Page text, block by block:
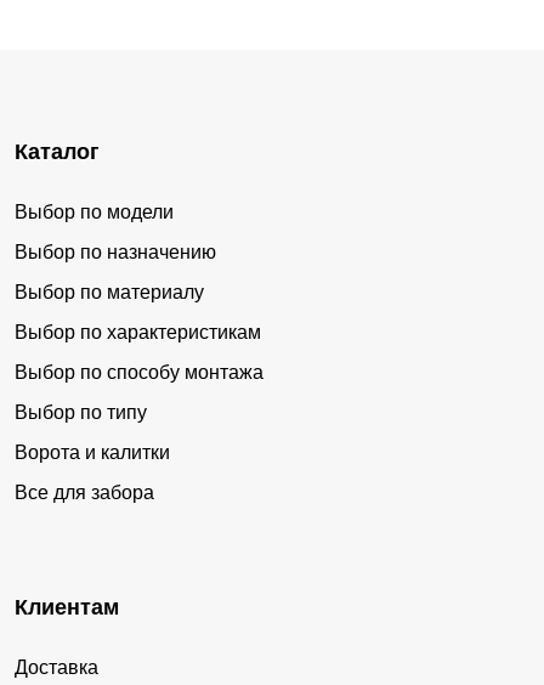
Каталог
Выбор по модели
Выбор по назначению
Выбор по материалу
Выбор по характеристикам
Выбор по способу монтажа
Выбор по типу
Ворота и калитки
Все для забора
Клиентам
Доставка